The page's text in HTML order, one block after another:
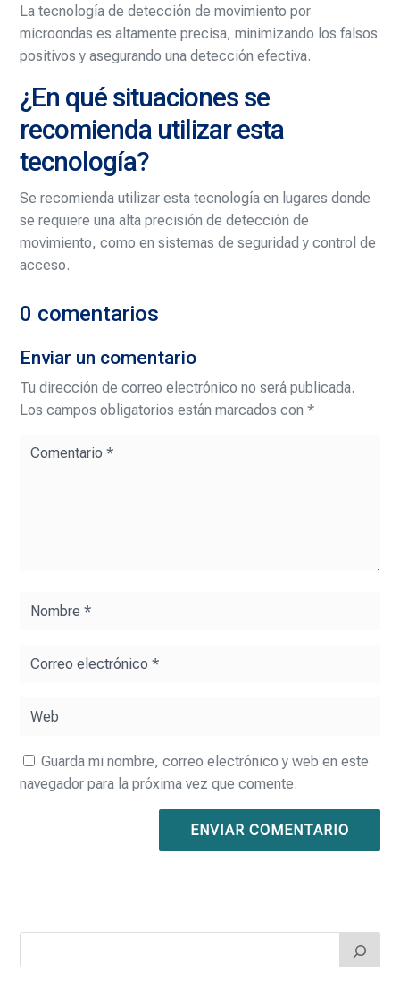
La tecnología de detección de movimiento por
microondas es altamente precisa, minimizando los falsos
positivos y asegurando una detección efectiva.
¿En qué situaciones se
recomienda utilizar esta
tecnología?
Se recomienda utilizar esta tecnología en lugares donde
se requiere una alta precisión de detección de
movimiento, como en sistemas de seguridad y control de
acceso.
0 comentarios
Enviar un comentario
Tu dirección de correo electrónico no será publicada.
Los campos obligatorios están marcados con*
Guarda mi nombre, correo electrónico y web en este
navegador para la próxima vez que comente.
ENVIAR COMENTARIO